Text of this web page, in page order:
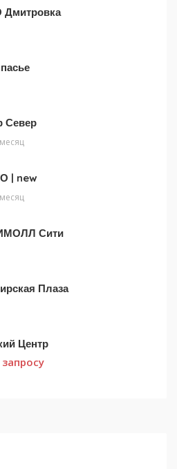
Север
| new
Сити
Плаза
Центр